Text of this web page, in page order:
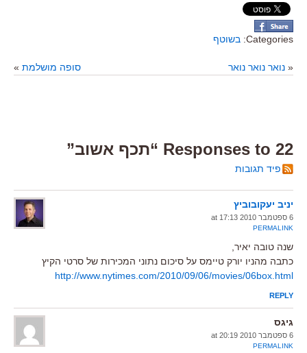
Categories: בשוטף
« נואר נואר נואר סופה מושלמת »
22 Responses to “תכף אשוב”
פיד תגובות
יניב יעקובוביץ
6 ספטמבר 2010 at 17:13
PERMALINK
שנה טובה יאיר,
כתבה מהניו יורק טיימס על סיכום נתוני המכירות של סרטי הקיץ
http://www.nytimes.com/2010/09/06/movies/06box.html
REPLY
גיגס
6 ספטמבר 2010 at 20:19
PERMALINK